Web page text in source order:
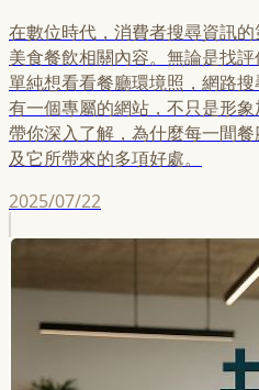
在數位時代，消費者搜尋資訊
美食餐飲相關內容。無論是找
單純想看看餐廳環境照，網路
有一個專屬的網站，不只是形
帶你深入了解，為什麼每一間
及它所帶來的多項好處。
2025/07/22